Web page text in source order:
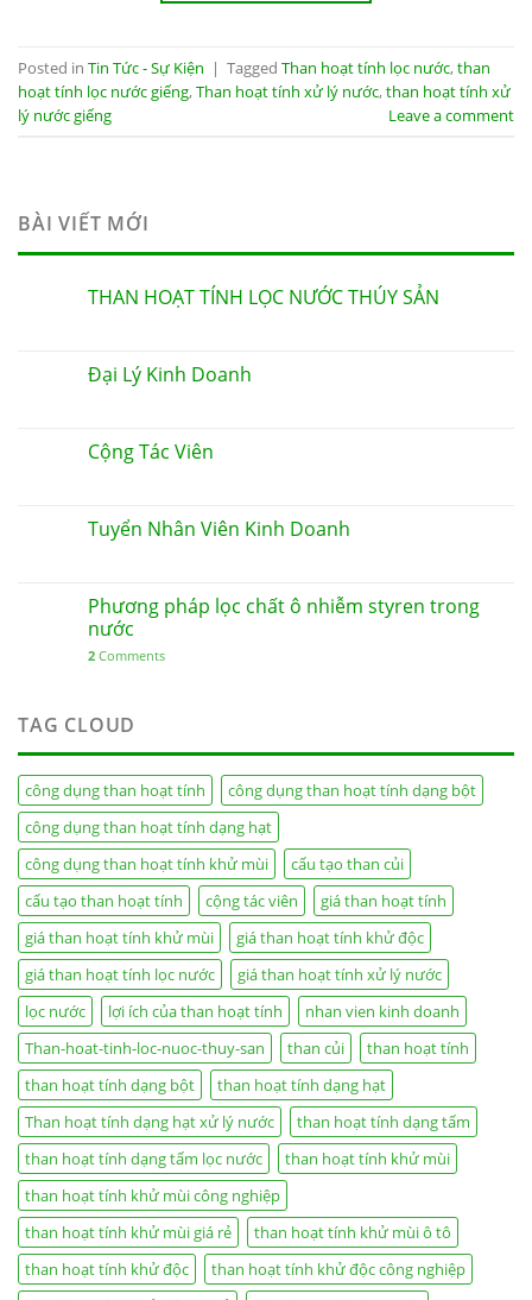
Posted in Tin Tức - Sự Kiện | Tagged Than hoạt tính lọc nước,than
hoạt tính lọc nước giếng,Than hoạt tính xử lý nước,than hoạt tính xử
lý nước giếng
Leave a comment
BÀI VIẾT MỚI
THAN HOẠT TÍNH LỌC NƯỚC THÚY SẢN
Đại Lý Kinh Doanh
Cộng Tác Viên
Tuyển Nhân Viên Kinh Doanh
Phương pháp lọc chất ô nhiễm styren trong
nước
2 Comments
TAG CLOUD
công dụng than hoạt tính
công dụng than hoạt tính dạng bột
công dụng than hoạt tính dạng hạt
công dụng than hoạt tính khử mùi
cấu tạo than củi
cấu tạo than hoạt tính
cộng tác viên
giá than hoạt tính
giá than hoạt tính khử mùi
giá than hoạt tính khử độc
giá than hoạt tính lọc nước
giá than hoạt tính xử lý nước
lọc nước
lợi ích của than hoạt tính
nhan vien kinh doanh
Than-hoat-tinh-loc-nuoc-thuy-san
than củi
than hoạt tính
than hoạt tính dạng bột
than hoạt tính dạng hạt
Than hoạt tính dạng hạt xử lý nước
than hoạt tính dạng tấm
than hoạt tính dạng tấm lọc nước
than hoạt tính khử mùi
than hoạt tính khử mùi công nghiệp
than hoạt tính khử mùi giá rẻ
than hoạt tính khử mùi ô tô
than hoạt tính khử độc
than hoạt tính khử độc công nghiệp